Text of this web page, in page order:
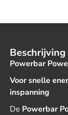
Beschrijving
Powerbar
Voor snelle
inspanning
De Powerbar